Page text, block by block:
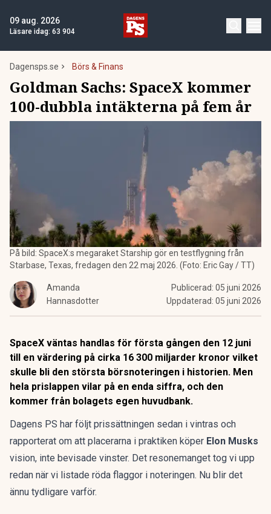
09 aug. 2026
Läsare idag: 63 904
Dagensps.se Börs & Finans
Goldman Sachs: SpaceX kommer
100-dubbla intäkterna på fem år
På bild: SpaceX:s megaraket Starship gör en testflygning från
Starbase, Texas, fredagen den 22 maj 2026. (Foto: Eric Gay / TT)
Amanda
Hannasdotter
Publicerad: 05 juni 2026
Uppdaterad: 05 juni 2026
SpaceX väntas handlas för första gången den 12 juni
till en värdering på cirka 16 300 miljarder kronor vilket
skulle bli den största börsnoteringen i historien. Men
hela prislappen vilar på en enda siffra, och den
kommer från bolagets egen huvudbank.
Dagens PS har följt prissättningen sedan i vintras och
rapporterat om att placerarna i praktiken köper Elon Musks
vision, inte bevisade vinster. Det resonemanget tog vi upp
redan när vi listade röda flaggor i noteringen. Nu blir det
ännu tydligare varför.